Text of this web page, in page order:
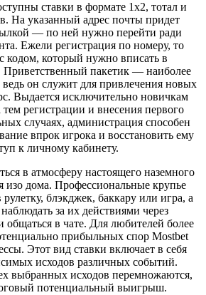
ставки в формате 1х2, тотал и
На указанный адрес почты придет
— по ней нужно перейти ради
Ежели регистрация по номеру, то
который нужно вписать в
Приветственный пакетик — наиболее
он служит для привлечения новых
Выдается исключительно новичкам
тем регистрации и внесения первого
случаях, администрация способен
впрок игрока и восстановить ему
к личному кабинету.
в атмосферу настоящего наземного
изо дома. Профессиональные крупье
блэкджек, баккару или игра, а
за их действиями через
общаться в чате. Для любителей более
прибыльных спор Mostbet
Этот вид ставки включает в себя
исходов различных событий.
выбранных исходов перемножаются,
потенциальный выигрыш.